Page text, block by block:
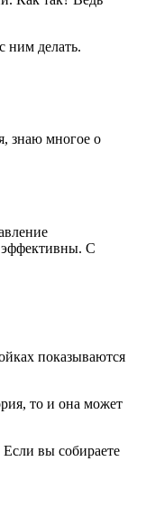
ним делать.
знаю многое о
эффективны. С
показываются
то и она может
вы собираете